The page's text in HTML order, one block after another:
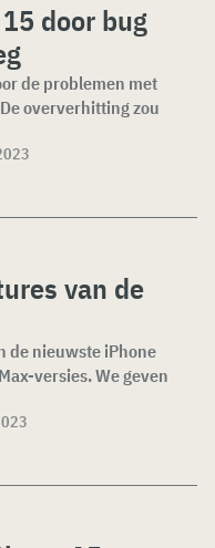
door bug
de problemen met
oververhitting zou
van de
de nieuwste iPhone
versies. We geven